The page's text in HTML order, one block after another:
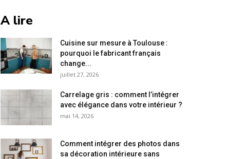
A lire
Cuisine sur mesure à Toulouse :
pourquoi le fabricant français
change...
juillet 27, 2026
Carrelage gris : comment l’intégrer
avec élégance dans votre intérieur ?
mai 14, 2026
Comment intégrer des photos dans
sa décoration intérieure sans